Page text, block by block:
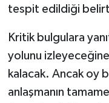
tespit edildiği
Kritik bulgulara
yolunu
kalacak. Ancak oy
anlaşmanın